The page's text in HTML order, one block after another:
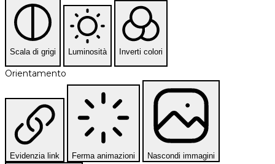
Scala di grigi Luminosità Inverti colori
Orientamento
Evidenzia link Ferma animazioni Nascondi immagini